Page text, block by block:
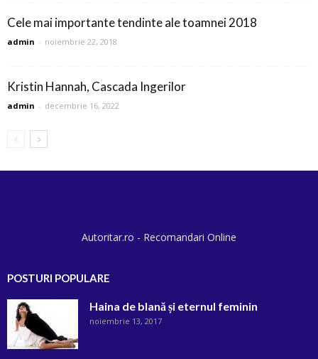
Cele mai importante tendinte ale toamnei 2018
admin - noiembrie 22, 2018
Kristin Hannah, Cascada Ingerilor
admin - decembrie 16, 2022
Autoritar.ro - Recomandari Online
POSTURI POPULARE
Haina de blană și eternul feminin
noiembrie 13, 2017